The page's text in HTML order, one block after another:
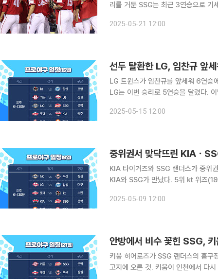
리를 거둔 SSG는 최근 3연승으로 기
타율은 0.235로 9위다. 홈런은 리그
2025-05-21 12:00
LG 트윈스가 임찬규를 앞세워 6연승에 도전한다. 15일 키움 히어로즈를
LG는 이번 승리로 5연승을 달렸다.
이 4타수 4안타를 때리는 맹활약을 펼
2025-05-15 12:00
중위권서 맞닥뜨린 KIAㆍ
KIA 타이거즈와 SSG 랜더스가 중위권 길목에서 마주했다.
KIA와 SSG가 만났다. 5위 kt 위즈
패 평균자책점 3.43으로 안정적인 모
2025-05-09 12:00
키움 히어로즈가 SSG 랜더스의 홈구
고지에 오른 것. 키움이 인천에서 다